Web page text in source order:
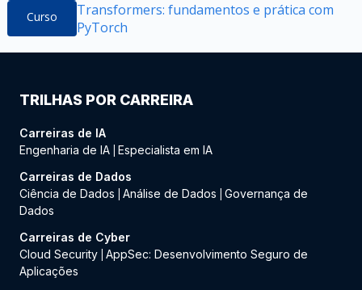
Curso
Transformers: fundamentos e prática com
PyTorch
TRILHAS POR CARREIRA
Carreiras de IA
Engenharia de IA Especialista em IA
Carreiras de Dados
Ciência de Dados
Análise de Dados
Governança de
Dados
Carreiras de Cyber
Cloud Security AppSec: Desenvolvimento Seguro de
Aplicações